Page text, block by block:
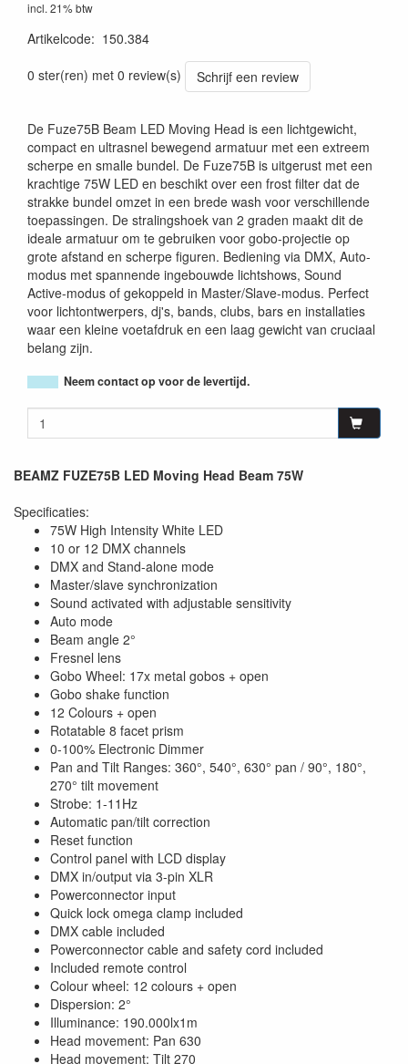
incl. 21% btw
Artikelcode: 150.384
0 ster(ren) met 0 review(s)
Schrijf een review
De Fuze75B Beam LED Moving Head is een lichtgewicht,
compact en ultrasnel bewegend armatuur met een extreem
scherpe en smalle bundel. De Fuze75B is uitgerust met een
krachtige 75W LED en beschikt over een frost filter dat de
strakke bundel omzet in een brede wash voor verschillende
toepassingen. De stralingshoek van 2 graden maakt dit de
ideale armatuur om te gebruiken voor gobo-projectie op
grote afstand en scherpe figuren. Bediening via DMX, Auto-
modus met spannende ingebouwde lichtshows, Sound
Active-modus of gekoppeld in Master/Slave-modus. Perfect
voor lichtontwerpers, dj's, bands, clubs, bars en installaties
waar een kleine voetafdruk en een laag gewicht van cruciaal
belang zijn.
Neem contact op voor de levertijd.
BEAMZ FUZE75B LED Moving Head Beam 75W
Specificaties:
75W High Intensity White LED
10 or 12 DMX channels
DMX and Stand-alone mode
Master/slave synchronization
Sound activated with adjustable sensitivity
Auto mode
Beam angle 2°
Fresnel lens
Gobo Wheel: 17x metal gobos + open
Gobo shake function
12 Colours + open
Rotatable 8 facet prism
0-100% Electronic Dimmer
Pan and Tilt Ranges: 360°, 540°, 630° pan / 90°, 180°,
270° tilt movement
Strobe: 1-11Hz
Automatic pan/tilt correction
Reset function
Control panel with LCD display
DMX in/output via 3-pin XLR
Powerconnector input
Quick lock omega clamp included
DMX cable included
Powerconnector cable and safety cord included
Included remote control
Colour wheel: 12 colours + open
Dispersion: 2°
Illuminance: 190.000lx1m
Head movement: Pan 630
Head movement: Tilt 270